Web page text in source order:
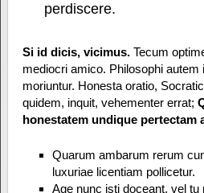
perdiscere.
Si id dicis, vicimus.Tecum
mediocri amico. Philosophi
moriuntur. Honesta oratio,
quidem, inquit, vehementer errat;
honestatem undique pertectam
Quarum ambarum rerum
luxuriae licentiam pollicetur.
Age nunc isti doceant, vel